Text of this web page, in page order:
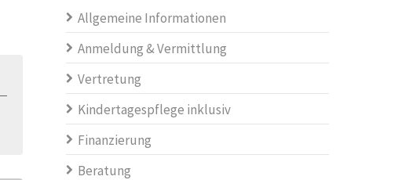
Allgemeine Informationen
Anmeldung & Vermittlung
Vertretung
Kindertagespflege inklusiv
Finanzierung
Beratung